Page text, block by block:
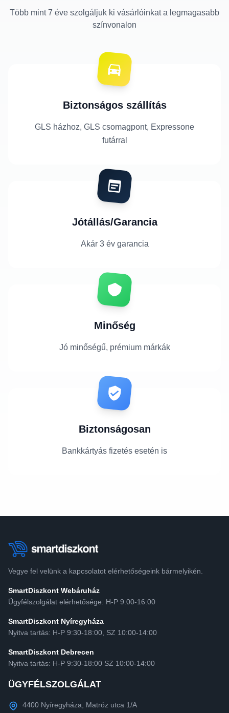
Több mint 7 éve szolgáljuk ki vásárlóinkat a legmagasabb
színvonalon
Biztonságos szállítás
GLS házhoz, GLS csomagpont, Expressone
futárral
Jótállás/Garancia
Akár 3 év garancia
Minőség
Jó minőségű, prémium márkák
Biztonságosan
Bankkártyás fizetés esetén is
Vegye fel velünk a kapcsolatot elérhetőségeink bármelyikén.
SmartDiszkont Webáruház
Ügyfélszolgálat elérhetősége: H-P 9:00-16:00
SmartDiszkont Nyíregyháza
Nyitva tartás: H-P 9:30-18:00, SZ 10:00-14:00
SmartDiszkont Debrecen
Nyitva tartás: H-P 9:30-18:00 SZ 10:00-14:00
ÜGYFÉLSZOLGÁLAT
4400 Nyíregyháza, Matróz utca 1/A